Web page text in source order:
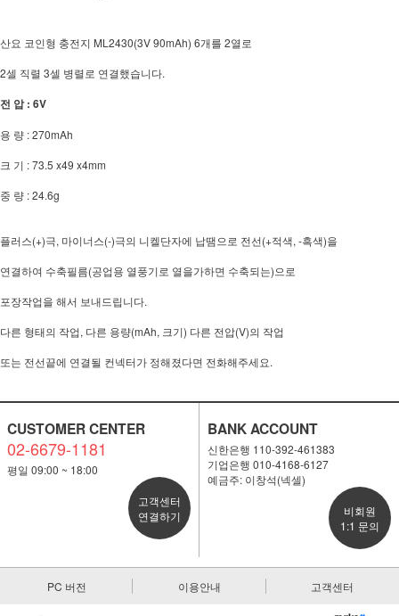
산요 코인형 충전지 ML2430(3V 90mAh) 6개를 2열로
2셀 직렬 3셀 병렬로 연결했습니다.
전 압 : 6V
용 량 : 270mAh
크 기 : 73.5 x49 x4mm
중 량 : 24.6g
플러스(+)극, 마이너스(-)극의 니켈단자에 납땜으로 전선(+적색, -흑색)을
연결하여 수축필름(공업용 열풍기로 열을가하면 수축되는)으로
포장작업을 해서 보내드립니다.
다른 형태의 작업, 다른 용량(mAh, 크기) 다른 전압(V)의 작업
또는 전선끝에 연결될 컨넥터가 정해졌다면 전화해주세요.
CUSTOMER CENTER
02-6679-1181
평일 09:00 ~ 18:00
고객센터
연결하기
BANK ACCOUNT
신한은행 110-392-461383
기업은행 010-4168-6127
예금주: 이창석(넥셀)
비회원
1:1 문의
PC 버전 이용안내 고객센터